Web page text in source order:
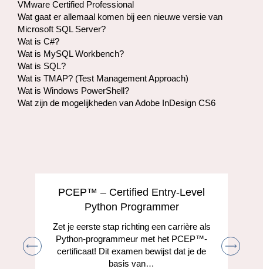
VMware Certified Professional
Wat gaat er allemaal komen bij een nieuwe versie van
Microsoft SQL Server?
Wat is C#?
Wat is MySQL Workbench?
Wat is SQL?
Wat is TMAP? (Test Management Approach)
Wat is Windows PowerShell?
Wat zijn de mogelijkheden van Adobe InDesign CS6
PCEP™ – Certified Entry-Level
Python Programmer
Zet je eerste stap richting een carrière als
Python-programmeur met het PCEP™-
certificaat! Dit examen bewijst dat je de
basis van…